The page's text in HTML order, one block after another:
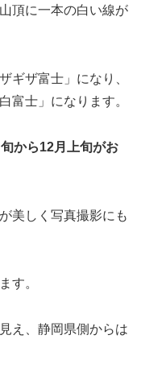
頂に一本の白い線が
ギザ富士」になり、
富士」になります。
から12月上旬がお
美しく写真撮影にも
す。
え、静岡県側からは